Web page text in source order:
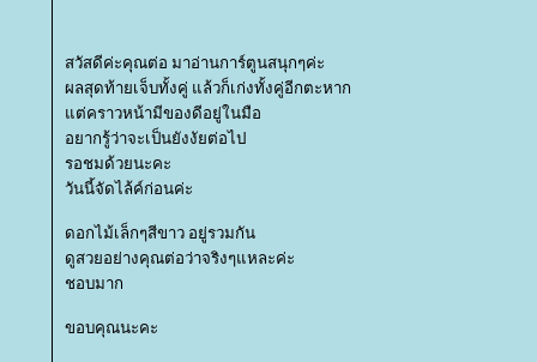
สวัสดีค่ะคุณต่อ มาอ่านการ์ตูนสนุกๆค่ะ
ผลสุดท้ายเจ็บทั้งคู่ แล้วก็เก่งทั้งคู่อีกตะหาก
ต่คราวหน้ามีของดีอยู่ในมือ
อยากรู้ว่าจะเป็นยังงัยต่อไป
รอชมด้วยนะคะ
วันนี้จัดไล้ค์ก่อนค่ะ
ดอกไม้เล็กๆสีขาว อยู่รวมกัน
ดูสวยอย่างคุณต่อว่าจริงๆแหละค่ะ
ชอบมาก
ขอบคุณนะคะ